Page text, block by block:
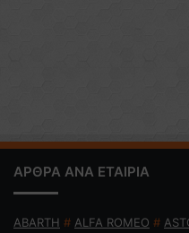
ΑΡΘΡΑ ΑΝΑ ΕΤΑΙΡΙΑ
ABARTH # ALFA ROMEO #